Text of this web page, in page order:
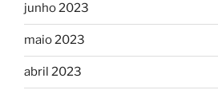
junho 2023
maio 2023
abril 2023